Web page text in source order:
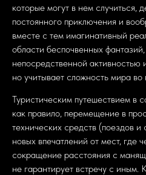
которые могут в нем случиться,
постоянного приключения и
вместе с тем имагинативный
области беспочвенных
непосредственной активностью
но учитывает сложность мира во
Туристическим путешествием в
как правило, перемещение в
технических средств (поездов и
новых впечатлений от мест, где
сокращение расстояния с
не гарантирует встречу с